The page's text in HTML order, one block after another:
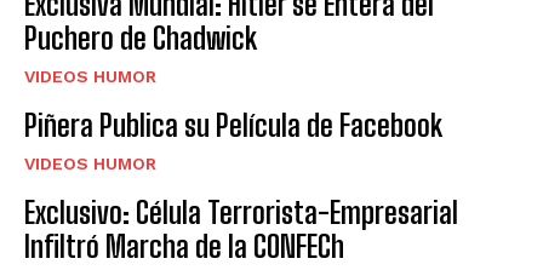
Puchero de Chadwick
VIDEOS HUMOR
Piñera Publica su Película de Facebook
VIDEOS HUMOR
Exclusivo: Célula Terrorista-Empresarial
Infiltró Marcha de la CONFECh